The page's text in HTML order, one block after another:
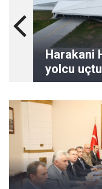
Harakani
yolcu uçtu